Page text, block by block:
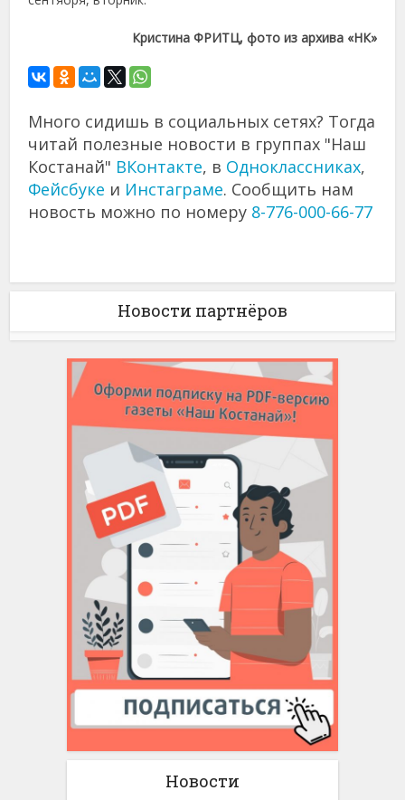
Кристина ФРИТЦ, фото из архива «НК»
Много сидишь в социальных сетях? Тогда
читай полезные новости в группах "Наш
Костанай" ВКонтакте, в Одноклассниках,
Фейсбуке и Инстаграме. Сообщить нам
новость можно по номеру 8-776-000-66-77
Новости партнёров
Новости